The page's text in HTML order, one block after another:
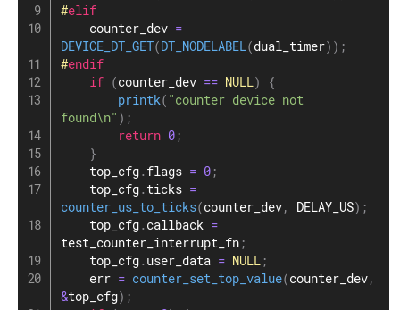
#elif
    counter_dev
=
DEVICE_DT_GET(DT_NODELABEL(dual_timer) ) ;
#endif
if (counter_dev == NULL)
{
printk( "counter device not
found\n" ) ;
return 0 ;
}
    top_cfg
.flags = 0 ;
    top_cfg
.ticks =
counter_us_to_ticks(counter_dev, DELAY_US) ;
    top_cfg
.callback =
test_counter_interrupt_fn ;
    top_cfg
.user_data = NULL ;
    err
= counter_set_top_value(counter_dev,
&top_cfg) ;